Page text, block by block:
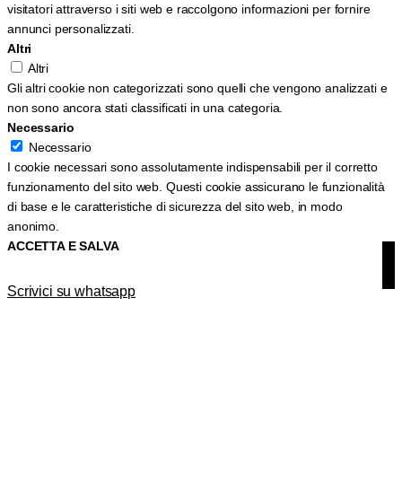
visitatori attraverso i siti web e raccolgono informazioni per fornire
annunci personalizzati.
Altri
Altri
Gli altri cookie non categorizzati sono quelli che vengono analizzati e
non sono ancora stati classificati in una categoria.
Necessario
Necessario
I cookie necessari sono assolutamente indispensabili per il corretto
funzionamento del sito web. Questi cookie assicurano le funzionalità
di base e le caratteristiche di sicurezza del sito web, in modo
anonimo.
ACCETTA E SALVA
Scrivici su whatsapp